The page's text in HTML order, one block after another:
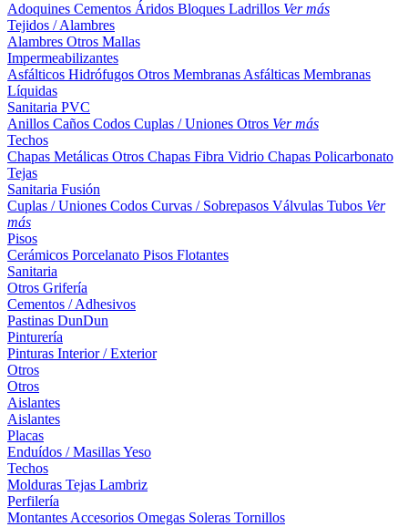
Adoquines Cementos Áridos Bloques Ladrillos Ver más
Tejidos / Alambres
Alambres Otros Mallas
Impermeabilizantes
Asfálticos Hidrófugos Otros Membranas Asfálticas Membranas
Líquidas
Sanitaria PVC
Anillos Caños Codos Cuplas / Uniones Otros Ver más
Techos
Chapas Metálicas Otros Chapas Fibra Vidrio Chapas Policarbonato
Tejas
Sanitaria Fusión
Cuplas / Uniones Codos Curvas / Sobrepasos Válvulas Tubos Ver
más
Pisos
Cerámicos Porcelanato Pisos Flotantes
Sanitaria
Otros Grifería
Cementos / Adhesivos
Pastinas DunDun
Pinturería
Pinturas Interior / Exterior
Otros
Otros
Aislantes
Aislantes
Placas
Enduídos / MasillasYeso
Techos
Molduras Tejas Lambriz
Perfilería
Montantes Accesorios Omegas Soleras Tornillos